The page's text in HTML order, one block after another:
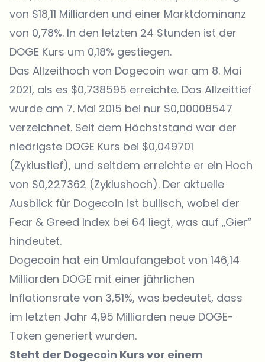
von $18,11 Milliarden und einer Marktdominanz
von 0,78%. In den letzten 24 Stunden ist der
DOGE Kurs um 0,18% gestiegen.
Das Allzeithoch von Dogecoin war am 8. Mai
2021, als es $0,738595 erreichte. Das Allzeittief
wurde am 7. Mai 2015 bei nur $0,00008547
verzeichnet. Seit dem Höchststand war der
niedrigste DOGE Kurs bei $0,049701
(Zyklustief), und seitdem erreichte er ein Hoch
von $0,227362 (Zyklushoch). Der aktuelle
Ausblick für Dogecoin ist bullisch, wobei der
Fear & Greed Index bei 64 liegt, was auf „Gier“
hindeutet.
Dogecoin hat ein Umlaufangebot von 146,14
Milliarden DOGE mit einer jährlichen
Inflationsrate von 3,51%, was bedeutet, dass
im letzten Jahr 4,95 Milliarden neue DOGE-
Token generiert wurden.
Steht der Dogecoin Kurs vor einem